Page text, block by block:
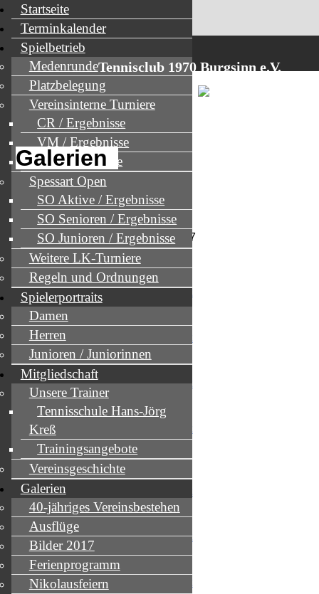
Tennisclub 1970 Burgsinn e.V.
Galerien
GALERIE SEITE ALBUM »
VEREINSMEISTERSCHAFT 2007
Menü
Startseite
Terminkalender
Spielbetrieb
Medenrunde
Platzbelegung
Vereinsinterne Turniere
CR / Ergebnisse
VM / Ergebnisse
PF / Ergebnisse
Spessart Open
SO Aktive / Ergebnisse
SO Senioren / Ergebnisse
SO Junioren / Ergebnisse
Weitere LK-Turniere
Regeln und Ordnungen
Spielerportraits
Damen
Herren
Junioren / Juniorinnen
Mitgliedschaft
Unsere Trainer
Tennisschule Hans-Jörg
Kreß
Trainingsangebote
Vereinsgeschichte
Galerien
40-jähriges Vereinsbestehen
Ausflüge
Bilder 2017
Ferienprogramm
Nikolausfeiern